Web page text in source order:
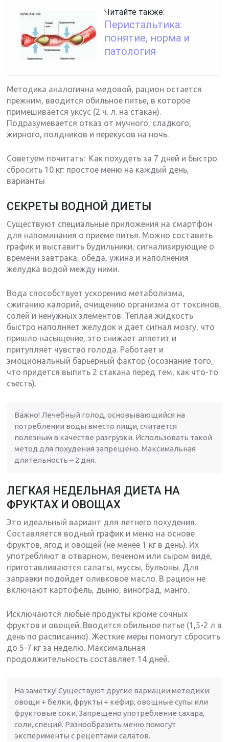
Читайте также:
Перистальтика:
понятие, норма и
патология
Методика аналогична медовой, рацион остается
прежним, вводится обильное питье, в которое
примешивается уксус (2 ч. л. на стакан).
Подразумевается отказ от мучного, сладкого,
жирного, полдников и перекусов на ночь.
Советуем почитать: Как похудеть за 7 дней и быстро
сбросить 10 кг: простое меню на каждый день,
варианты
СЕКРЕТЫ ВОДНОЙ ДИЕТЫ
Существуют специальные приложения на смартфон
для напоминания о приеме питья. Можно составить
график и выставить будильники, сигнализирующие о
времени завтрака, обеда, ужина и наполнения
желудка водой между ними.
Вода способствует ускорению метаболизма,
сжиганию калорий, очищению организма от токсинов,
солей и ненужных элементов. Теплая жидкость
быстро наполняет желудок и дает сигнал мозгу, что
пришло насыщение, это снижает аппетит и
притупляет чувство голода. Работает и
эмоциональный барьерный фактор (осознание того,
что придется выпить 2 стакана перед тем, как что-то
съесть).
Важно! Лечебный голод, основывающийся на
потреблении воды вместо пищи, считается
полезным в качестве разгрузки. Использовать такой
метод для похудения запрещено. Максимальная
длительность – 2 дня.
ЛЕГКАЯ НЕДЕЛЬНАЯ ДИЕТА НА
ФРУКТАХ И ОВОЩАХ
Это идеальный вариант для летнего похудения.
Составляется водный график и меню на основе
фруктов, ягод и овощей (не менее 1 кг в день). Их
употребляют в отварном, печеном или сыром виде,
приготавливаются салаты, муссы, бульоны. Для
заправки подойдет оливковое масло. В рацион не
включают картофель, дыню, виноград, манго.
Исключаются любые продукты кроме сочных
фруктов и овощей. Вводится обильное питье (1,5-2 л в
день по расписанию). Жесткие меры помогут сбросить
до 5-7 кг за неделю. Максимальная
продолжительность составляет 14 дней.
На заметку! Существуют другие вариации методики:
овощи + белки, фрукты + кефир, овощные супы или
фруктовые соки. Запрещено употребление сахара,
соли, специй. Разнообразить меню помогут
эксперименты с рецептами салатов.